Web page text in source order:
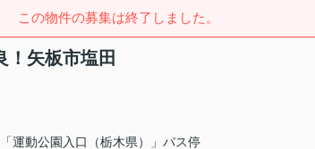
この物件の募集は終了しました。
！矢板市塩田
運動公園入口（栃木県）」バス停